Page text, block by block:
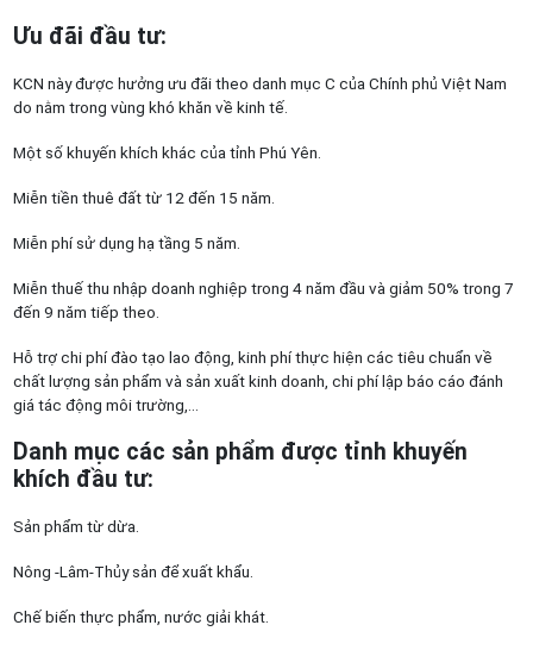
Ưu đãi đầu tư:
KCN này được hưởng ưu đãi theo danh mục C của Chính phủ Việt Nam
do nằm trong vùng khó khăn về kinh tế.
Một số khuyến khích khác của tỉnh Phú Yên.
Miễn tiền thuê đất từ 12 đến 15 năm.
Miễn phí sử dụng hạ tầng 5 năm.
Miễn thuế thu nhập doanh nghiệp trong 4 năm đầu và giảm 50% trong 7
đến 9 năm tiếp theo.
Hỗ trợ chi phí đào tạo lao động, kinh phí thực hiện các tiêu chuẩn về
chất lượng sản phẩm và sản xuất kinh doanh, chi phí lập báo cáo đánh
giá tác động môi trường,…
Danh mục các sản phẩm được tỉnh khuyến
khích đầu tư:
Sản phẩm từ dừa.
Nông -Lâm-Thủy sản để xuất khẩu.
Chế biến thực phẩm, nước giải khát.